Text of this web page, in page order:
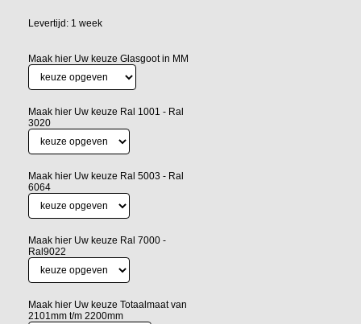
Levertijd: 1 week
Maak hier Uw keuze Glasgoot in MM
Maak hier Uw keuze Ral 1001 - Ral
3020
Maak hier Uw keuze Ral 5003 - Ral
6064
Maak hier Uw keuze Ral 7000 -
Ral9022
Maak hier Uw keuze Totaalmaat van
2101mm t/m 2200mm